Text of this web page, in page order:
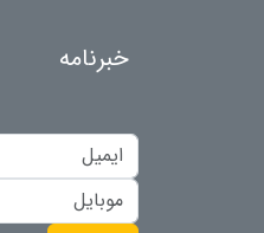
خبرنامه